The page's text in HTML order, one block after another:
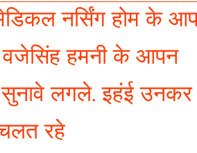
नर्सिंग होम के
हमनी के आपन
लगले. इहंई उनकर
रहे